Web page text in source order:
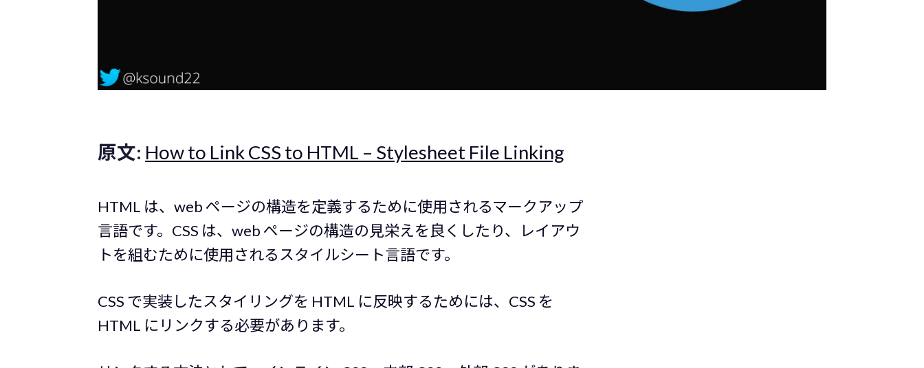
原文: How to Link CSS to HTML – Stylesheet File Linking
HTML は、web ページの構造を定義するために使用されるマークアップ
言語です。CSS は、web ページの構造の見栄えを良くしたり、レイアウ
トを組むために使用されるスタイルシート言語です。
CSS で実装したスタイリングを HTML に反映するためには、CSS を
HTML にリンクする必要があります。